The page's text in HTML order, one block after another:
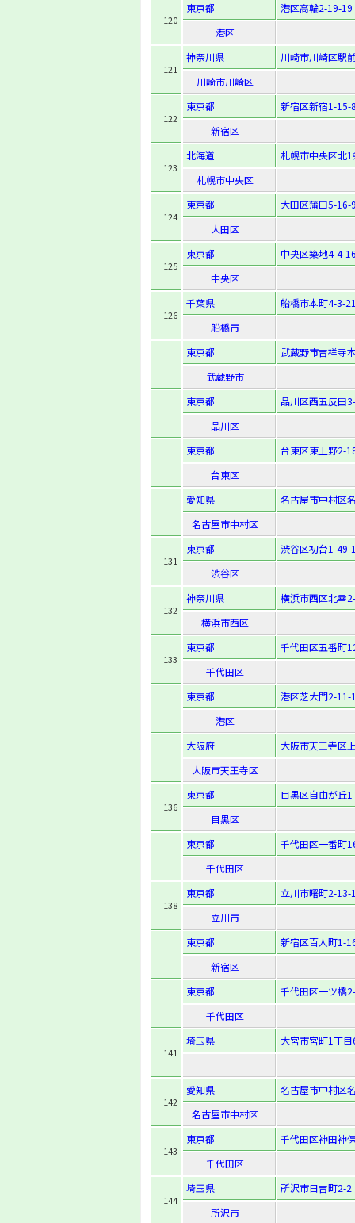
120
東京都
港区高輪2-19-19
港区
121
神奈川県
川崎市川崎区駅
川崎市川崎区
122
東京都
新宿区新宿1-15-
新宿区
123
北海道
札幌市中央区北
札幌市中央区
124
東京都
大田区蒲田5-16-
大田区
125
東京都
中央区築地4-4-
中央区
126
千葉県
船橋市本町4-3-
船橋市
東京都
武蔵野市吉祥寺
武蔵野市
東京都
品川区西五反田
品川区
東京都
台東区東上野2-
台東区
愛知県
名古屋市中村区
名古屋市中村区
131
東京都
渋谷区初台1-49-
渋谷区
132
神奈川県
横浜市西区北幸
横浜市西区
133
東京都
千代田区五番町
千代田区
東京都
港区芝大門2-11-
港区
大阪府
大阪市天王寺区
大阪市天王寺区
136
東京都
目黒区自由が丘
目黒区
東京都
千代田区一番町
千代田区
138
東京都
立川市曙町2-13-
立川市
東京都
新宿区百人町1-
新宿区
東京都
千代田区一ツ橋
千代田区
141
埼玉県 大宮市宮町1丁
142
愛知県
名古屋市中村区
名古屋市中村区
143
東京都
千代田区神田神
千代田区
144
埼玉県
所沢市日吉町2-2
所沢市